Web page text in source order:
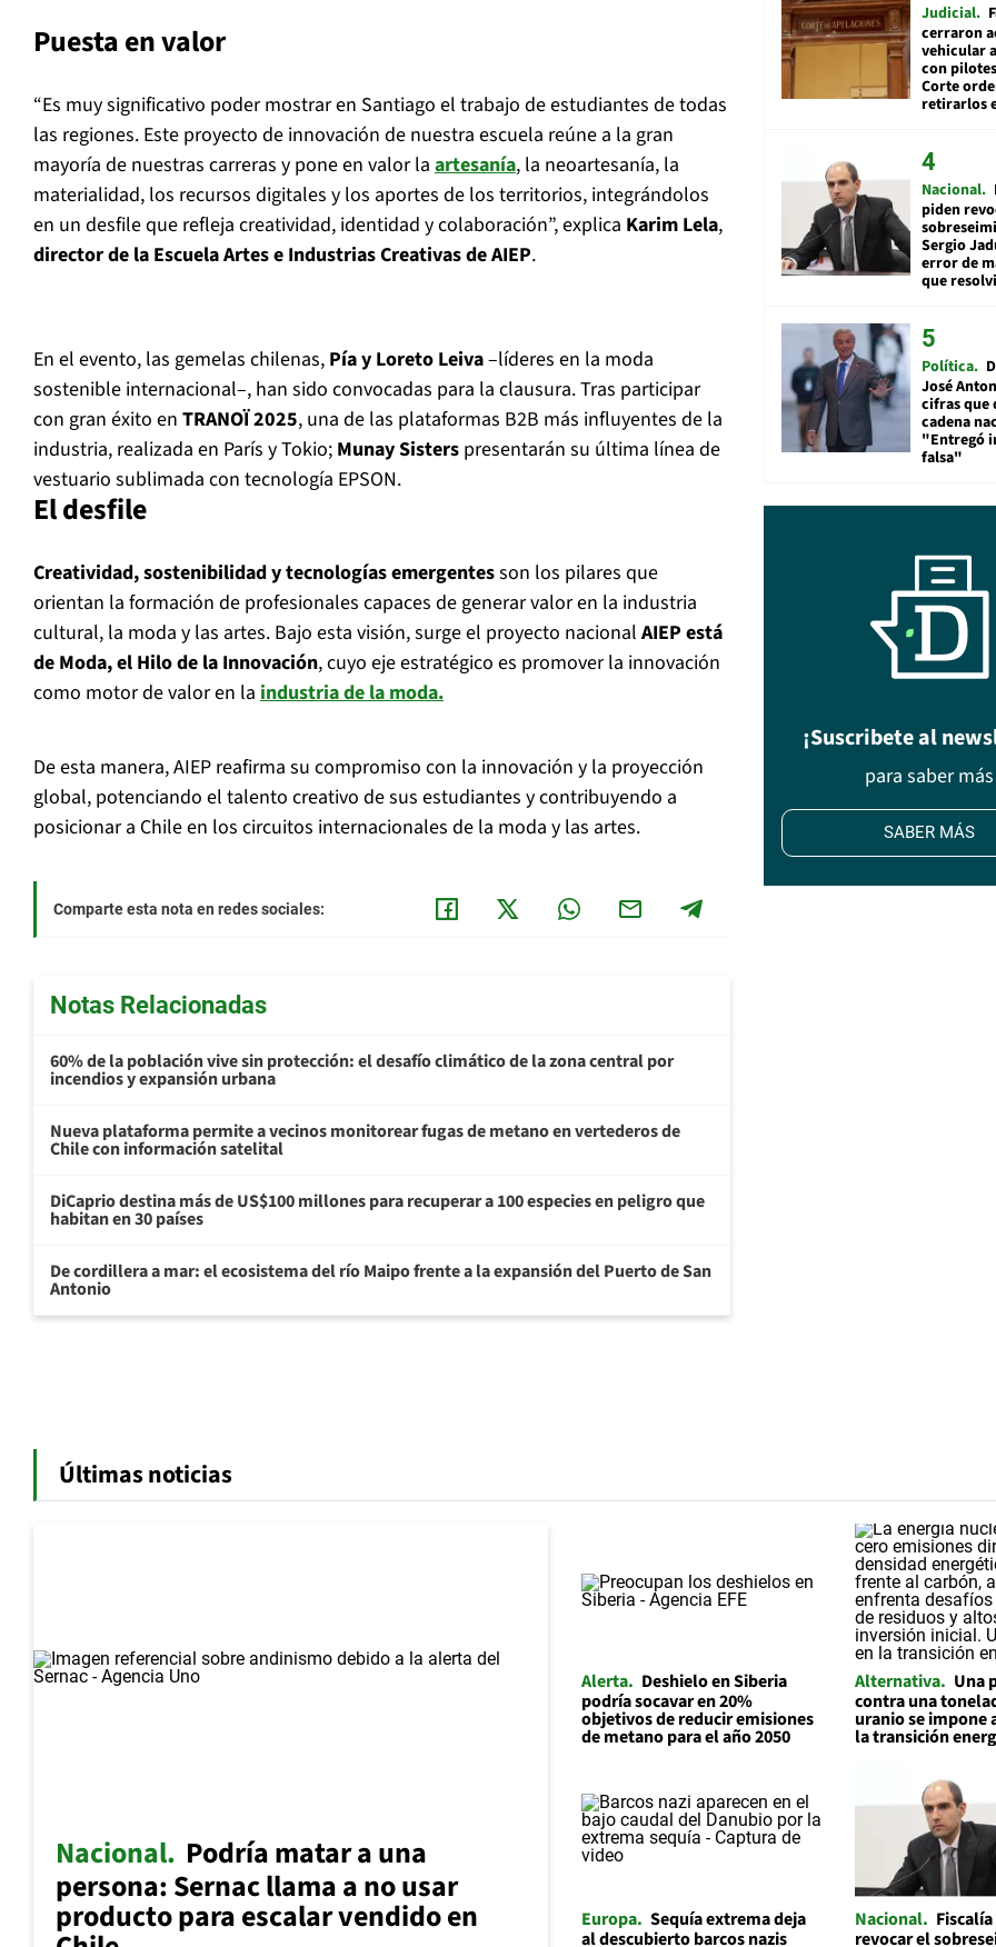
Puesta en valor
“Es muy significativo poder mostrar en Santiago el trabajo de estudiantes de todas
las regiones. Este proyecto de innovación de nuestra escuela reúne a la gran
mayoría de nuestras carreras y pone en valor la artesanía, la neoartesanía, la
materialidad, los recursos digitales y los aportes de los territorios, integrándolos
en un desfile que refleja creatividad, identidad y colaboración”, explica Karim Lela,
director de la Escuela Artes e Industrias Creativas de AIEP.
En el evento, las gemelas chilenas, Pía y Loreto Leiva–líderes en la moda
sostenible internacional–, han sido convocadas para la clausura. Tras participar
con gran éxito en TRANOÏ 2025, una de las plataformas B2B más influyentes de la
industria, realizada en París y Tokio; Munay Sisters presentarán su última línea de
vestuario sublimada con tecnología EPSON.
El desfile
Creatividad, sostenibilidad y tecnologías emergentesson los pilares que
orientan la formación de profesionales capaces de generar valor en la industria
cultural, la moda y las artes. Bajo esta visión, surge el proyecto nacional AIEP está
de Moda, el Hilo de la Innovación, cuyo eje estratégico es promover la innovación
como motor de valor en la industria de la moda.
De esta manera, AIEP reafirma su compromiso con la innovación y la proyección
global, potenciando el talento creativo de sus estudiantes y contribuyendo a
posicionar a Chile en los circuitos internacionales de la moda y las artes.
Comparte esta nota en redes sociales:
Notas Relacionadas
60% de la población vive sin protección: el desafío climático de la zona central por
incendios y expansión urbana
Nueva plataforma permite a vecinos monitorear fugas de metano en vertederos de
Chile con información satelital
DiCaprio destina más de US$100 millones para recuperar a 100 especies en peligro que
habitan en 30 países
De cordillera a mar: el ecosistema del río Maipo frente a la expansión del Puerto de San
Antonio
Judicial
cerraron
vehicular
con
Corte
retirarlos
Nacional
piden
Sergio
error de
que
Política
José
cifras que
cadena
"Entregó
falsa"
¡Suscribete al
para saber más
SABER MÁS
Últimas noticias
Nacional Podría matar a una
persona: Sernac llama a no usar
producto para escalar vendido en
Alerta
Deshielo en Siberia
podría socavar en 20%
objetivos de reducir emisiones
de metano para el año 2050
Alternativa Una
contra una
uranio se impone
la transición
Europa Sequía extrema deja
al descubierto barcos nazis
Nacional
revocar el